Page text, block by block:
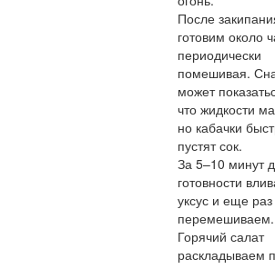
После
готовим около
периодически
помешивая.
может
что жидкости
но кабачки
пустят сок.
За 5–10 минут
готовности
уксус и еще раз
перемешиваем.
Горячий салат
раскладываем